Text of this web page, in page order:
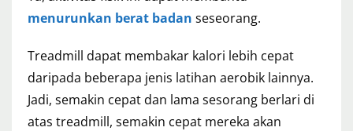
menurunkan berat badan seseorang.
Treadmill dapat membakar kalori lebih cepat
daripada beberapa jenis latihan aerobik lainnya.
Jadi, semakin cepat dan lama sesorang berlari di
atas treadmill, semakin cepat mereka akan